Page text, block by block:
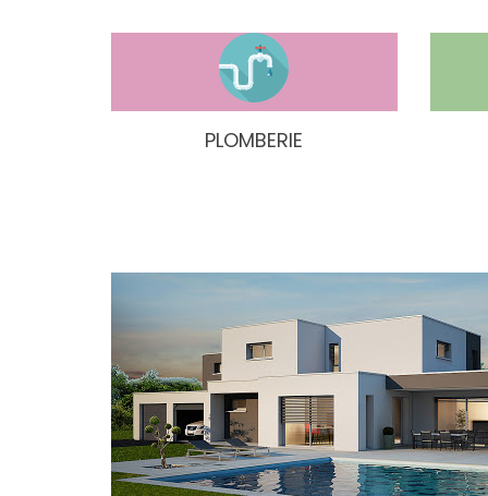
PLOMBERIE